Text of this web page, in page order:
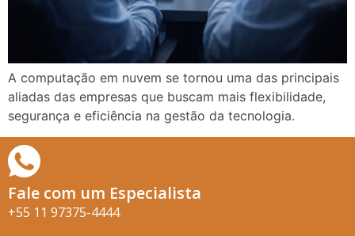
A computação em nuvem se tornou uma das principais
aliadas das empresas que buscam mais flexibilidade,
segurança e eficiência na gestão da tecnologia.
Fale com um Especialista
+55 11 97375-4444